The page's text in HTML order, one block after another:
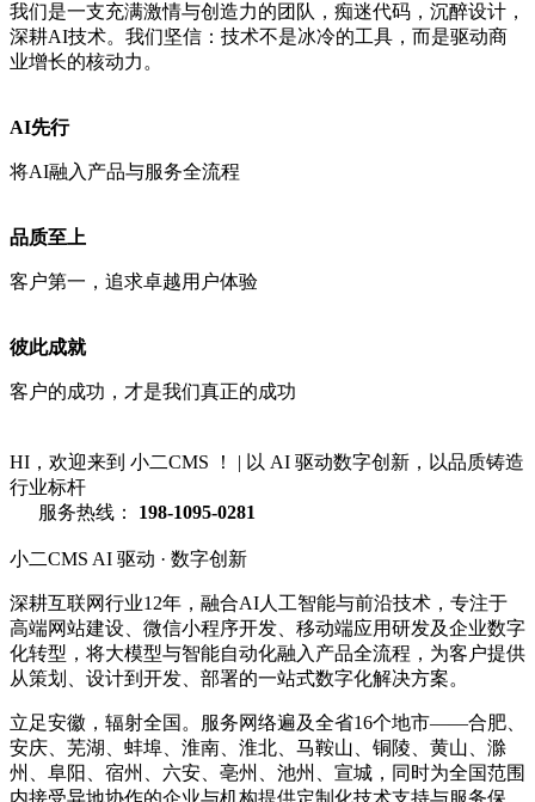
我们是一支充满激情与创造力的团队，痴迷代码，沉醉设计，
深耕AI技术。我们坚信：技术不是冰冷的工具，而是驱动商
业增长的核动力。
AI先行
将AI融入产品与服务全流程
品质至上
客户第一，追求卓越用户体验
彼此成就
客户的成功，才是我们真正的成功
HI，欢迎来到 小二CMS ！ | 以 AI 驱动数字创新，以品质铸造
行业标杆
服务热线：
198-1095-0281
小二CMS AI 驱动 · 数字创新
深耕互联网行业12年，融合AI人工智能与前沿技术，专注于
高端网站建设、微信小程序开发、移动端应用研发及企业数字
化转型，将大模型与智能自动化融入产品全流程，为客户提供
从策划、设计到开发、部署的一站式数字化解决方案。
立足安徽，辐射全国。服务网络遍及全省16个地市——合肥、
安庆、芜湖、蚌埠、淮南、淮北、马鞍山、铜陵、黄山、滁
州、阜阳、宿州、六安、亳州、池州、宣城，同时为全国范围